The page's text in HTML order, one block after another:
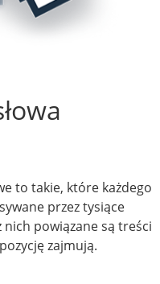
to takie, które każdego
przez tysiące
powiązane są treści
zajmują.